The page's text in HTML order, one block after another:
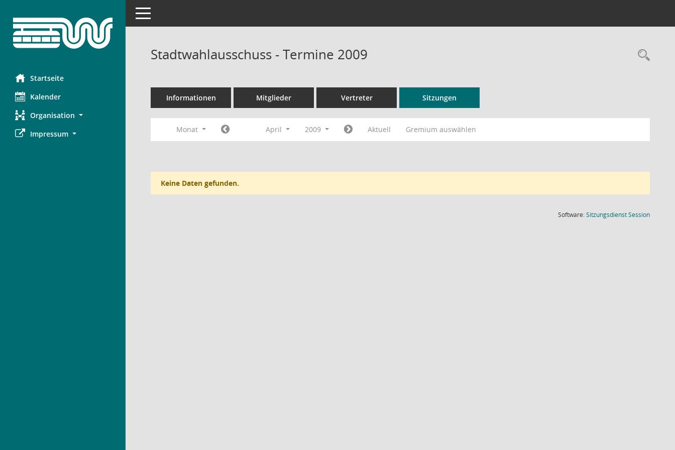
Startseite
Kalender
Organisation
Impressum
Toggle navigation
Stadtwahlausschuss - Termine 2009
Informationen Mitglieder Vertreter Sitzungen
Monat April 2009 Aktuell Gremium auswählen
Keine Daten gefunden.
Software:SitzungsdienstSession(Wird in